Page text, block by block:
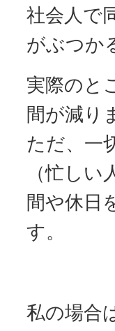
社会人で
がぶつか
実際のと
間が減り
ただ、一
（忙し
間や休日
す。
私の場合